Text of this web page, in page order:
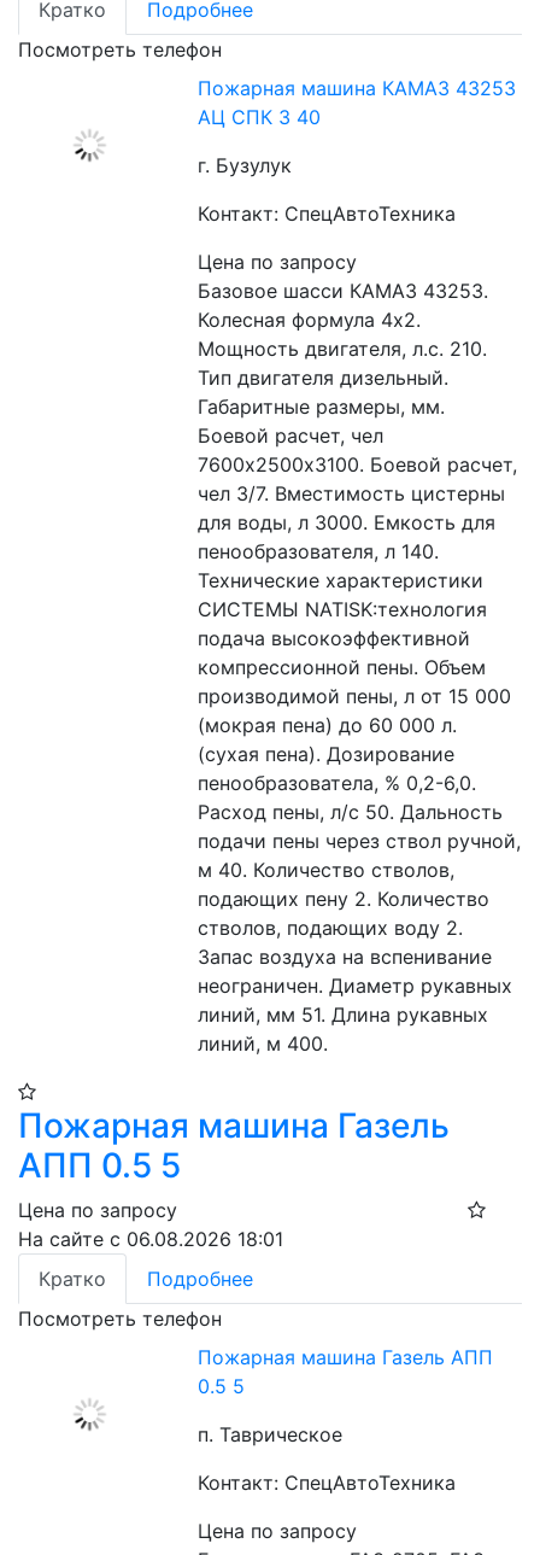
Кратко
Подробнее
Посмотреть телефон
Пожарная машина КАМАЗ 43253
АЦ СПК 3 40
г. Бузулук
Контакт: СпецАвтоТехника
Цена по запросу
Базовое шасси КАМАЗ 43253.
Колесная формула 4х2.
Мощность двигателя, л.с. 210.
Тип двигателя дизельный.
Габаритные размеры, мм.
Боевой расчет, чел
7600х2500х3100. Боевой расчет,
чел 3/7. Вместимость цистерны
для воды, л 3000. Емкость для
пенообразователя, л 140.
Технические характеристики
СИСТЕМЫ NATISK:технология
подача высокоэффективной
компрессионной пены. Объем
производимой пены, л от 15 000
(мокрая пена) до 60 000 л.
(сухая пена). Дозирование
пенообразователа, % 0,2-6,0.
Расход пены, л/с 50. Дальность
подачи пены через ствол ручной,
м 40. Количество стволов,
подающих пену 2. Количество
стволов, подающих воду 2.
Запас воздуха на вспенивание
неограничен. Диаметр рукавных
линий, мм 51. Длина рукавных
линий, м 400.
Пожарная машина Газель
АПП 0.5 5
Цена по запросу
На сайте с 06.08.2026 18:01
Кратко
Подробнее
Посмотреть телефон
Пожарная машина Газель АПП
0.5 5
п. Таврическое
Контакт: СпецАвтоТехника
Цена по запросу